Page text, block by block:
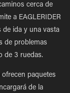
cerca de
a EAGLERIDER
de ida y una vasta
de problemas
de 3 ruedas.
ofrecen paquetes
de la